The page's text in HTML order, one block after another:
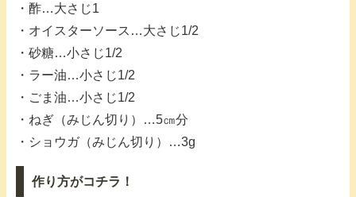
・酢…大さじ1
・オイスターソース…大さじ1/2
・砂糖…小さじ1/2
・ラー油…小さじ1/2
・ごま油…小さじ1/2
・ねぎ（みじん切り）…5㎝分
・ショウガ（みじん切り）…3g
作り方がコチラ！